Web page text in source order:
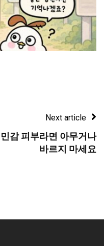
Next article
민감 피부라면 아무거나
바르지 마세요